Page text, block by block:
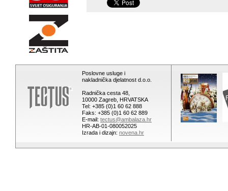
Poslovne usluge i
nakladnička djelatnost d.o.o.
Radnička cesta 48,
10000 Zagreb, HRVATSKA
Tel: +385 (0)1 60 62 888
Faks: +385 (0)1 60 62 889
E-mail: tectus@ambalaza.hr
HR-AB-01-080052025
Izrada i dizajn: novena.hr